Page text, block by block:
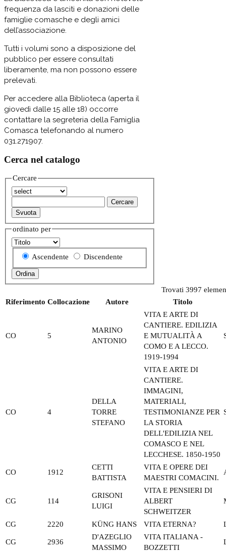
frequenza da lasciti e donazioni delle
famiglie comasche e degli amici
dell’associazione.
Tutti i volumi sono a disposizione del
pubblico per essere consultati
liberamente, ma non possono essere
prelevati.
Per accedere alla Biblioteca (aperta il
giovedì dalle 15 alle 18) occorre
contattare la segreteria della Famiglia
Comasca telefonando al numero
031.271907.
Cerca nel catalogo
Cercare
ordinato per
Ascendente Discendente
Trovati 3997
Riferimento Collocazione Autore Titolo
CO 5
MARINO
ANTONIO
VITA E ARTE DI
CANTIERE. EDILIZIA
E MUTUALITÀ A
COMO E A LECCO.
1919-1994
CO 4
DELLA
TORRE
STEFANO
VITA E ARTE DI
CANTIERE.
IMMAGINI,
MATERIALI,
TESTIMONIANZE PER
LA STORIA
DELL'EDILIZIA NEL
COMASCO E NEL
LECCHESE. 1850-1950
CO 1912
CETTI
BATTISTA
VITA E OPERE DEI
MAESTRI COMACINI.
CG 114
GRISONI
LUIGI
VITA E PENSIERI DI
ALBERT
SCHWEITZER
CG 2220 KÜNG HANS VITA ETERNA?
CG 2936
D'AZEGLIO
MASSIMO
VITA ITALIANA -
BOZZETTI